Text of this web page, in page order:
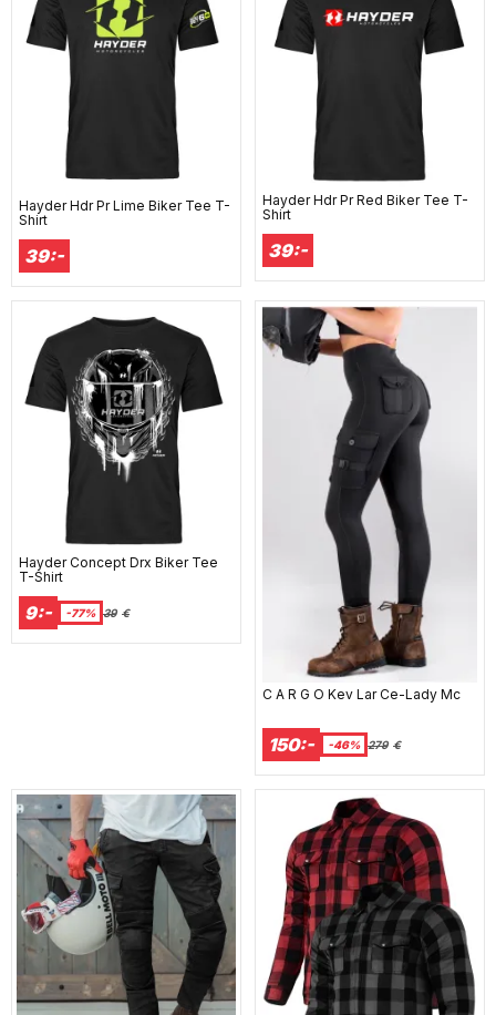
Hayder Hdr Pr Lime Biker Tee T-
Shirt
39:-
Hayder Hdr Pr Red Biker Tee T-
Shirt
39:-
Hayder Concept Drx Biker Tee
T-Shirt
9:- -77% 39 €
C A R G O Kev Lar Ce-Lady Mc
150:- -46% 279 €